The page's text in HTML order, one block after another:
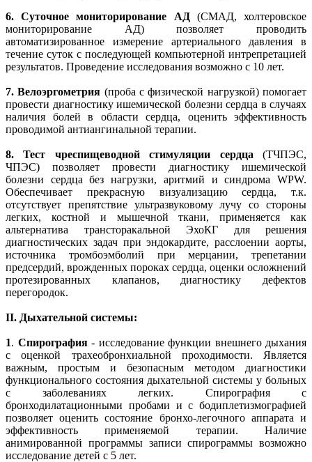
6.Суточное мониторирование АД(СМАД, холтеровское
мониторирование АД) позволяет проводить
автоматизированное измерение артериального давления в
течение суток с последующей компьютерной интрепретацией
результатов. Проведение исследования возможно с 10 лет.
7. Велоэргометрия (проба с физической нагрузкой) помогает
провести диагностику ишемической болезни сердца в случаях
наличия болей в области сердца, оценить эффективность
проводимой антиангинальной терапии.
8. Тест чреспищеводной стимуляции сердца (ТЧПЭС,
ЧПЭС) позволяет провести диагностику ишемической
болезни сердца без нагрузки, аритмий и синдрома WPW.
Обеспечивает прекрасную визуализацию сердца, т.к.
отсутствует препятствие ультразвуковому лучу со стороны
легких, костной и мышечной ткани, применяется как
альтернатива трансторакальной ЭхоКГ для решения
диагностических задач при эндокардите, расслоении аорты,
источника тромбоэмболий при мерцании, трепетании
предсердий, врожденных пороках сердца, оценки осложнений
протезированных клапанов, диагностику дефектов
перегородок.
II. Дыхательной системы:
1. Спирография - исследование функции внешнего дыхания
с оценкой трахеобронхиальной проходимости. Является
важным, простым и безопасным методом диагностики
функционального состояния дыхательной системы у больных
с заболеваниях легких. Спирография с
бронходилатационными пробами и с бодиплетизмографией
позволяет оценить состояние бронхо-легочного аппарата и
эффективность применяемой терапии. Наличие
анимированной программы записи спирограммы возможно
исследование детей с 5 лет.